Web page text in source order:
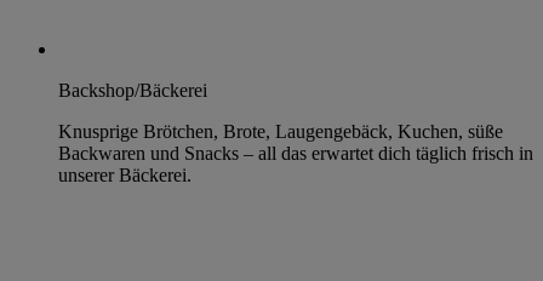
Backshop/Bäckerei
Knusprige Brötchen, Brote, Laugengebäck, Kuchen, süße
Backwaren und Snacks – all das erwartet dich täglich frisch in
unserer Bäckerei.